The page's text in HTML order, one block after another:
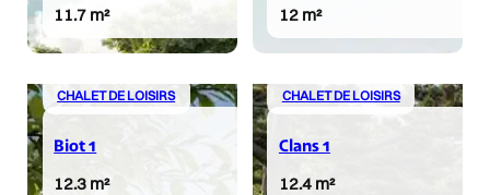
11.7 m² 12 m²
CHALET DE LOISIRS
Biot 1
12.3 m²
CHALET DE LOISIRS
Clans 1
12.4 m²